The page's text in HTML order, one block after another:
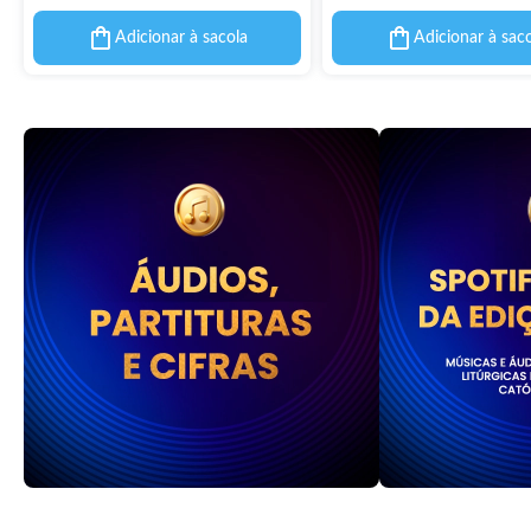
Adicionar à sacola Adicionar à